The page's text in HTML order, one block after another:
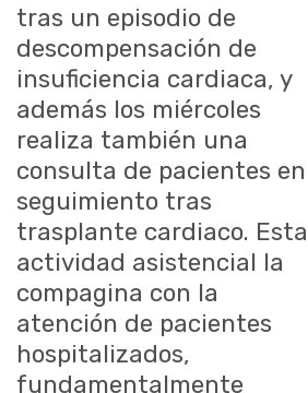
tras un episodio de
descompensación de
insuficiencia cardiaca, y
además los miércoles
realiza también una
consulta de pacientes en
seguimiento tras
trasplante cardiaco. Esta
actividad asistencial la
compagina con la
atención de pacientes
hospitalizados,
fundamentalmente